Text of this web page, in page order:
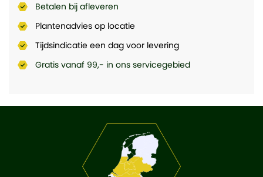
Betalen bij afleveren
Plantenadvies op locatie
Tijdsindicatie een dag voor levering
Gratis vanaf 99,- in ons servicegebied